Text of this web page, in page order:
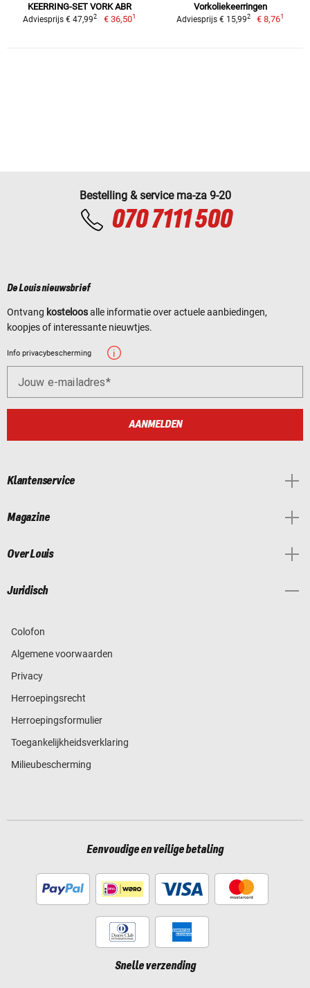
KEERRING-SET VORK ABR
Adviesprijs € 47,992 € 36,501
Vorkoliekeerringen
Adviesprijs € 15,992 € 8,761
Bestelling & service ma-za 9-20
070 7111 500
De Louis nieuwsbrief
Ontvang kosteloosalle informatie over actuele aanbiedingen,
koopjes of interessante nieuwtjes.
Info privacybescherming
Jouw e-mailadres
AANMELDEN
Klantenservice
Magazine
Over Louis
Juridisch
Colofon
Algemene voorwaarden
Privacy
Herroepingsrecht
Herroepingsformulier
Toegankelijkheidsverklaring
Milieubescherming
Eenvoudige en veilige betaling
Snelle verzending